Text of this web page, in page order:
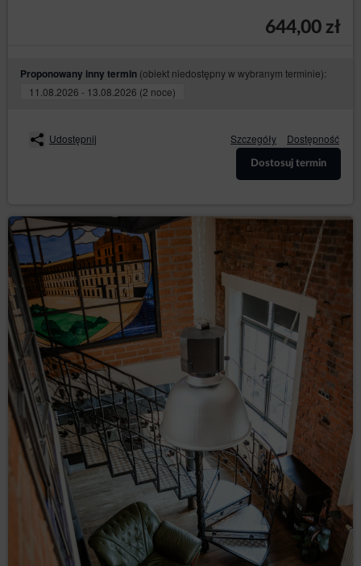
644,00 zł
Proponowany inny termin (obiekt niedostępny w wybranym terminie):
11.08.2026 - 13.08.2026 (2 noce)
Udostępnij Szczegóły Dostępność
Dostosuj termin